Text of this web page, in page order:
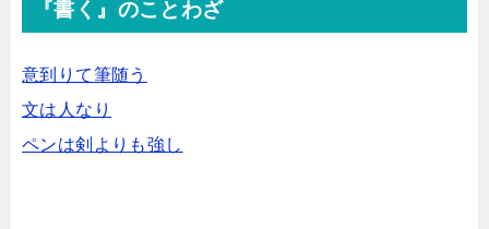
『書く』のことわざ
意到りて筆随う
文は人なり
ペンは剣よりも強し